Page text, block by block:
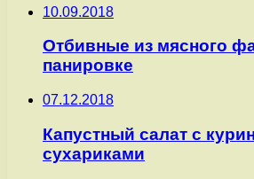
10.09.2018
Отбивные из мясного
панировке
07.12.2018
Капустный салат с
сухариками